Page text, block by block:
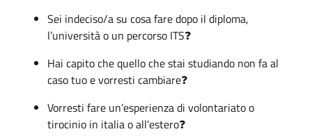
Sei indeciso/a su cosa fare dopo il diploma,
l’università o un percorso ITS❓
Hai capito che quello che stai studiando non fa al
caso tuo e vorresti cambiare❓
Vorresti fare un’esperienza di volontariato o
tirocinio in italia o all’estero❓